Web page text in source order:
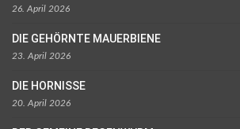
26. April 2026
DIE GEHÖRNTE MAUERBIENE
23. April 2026
DIE HORNISSE
20. April 2026